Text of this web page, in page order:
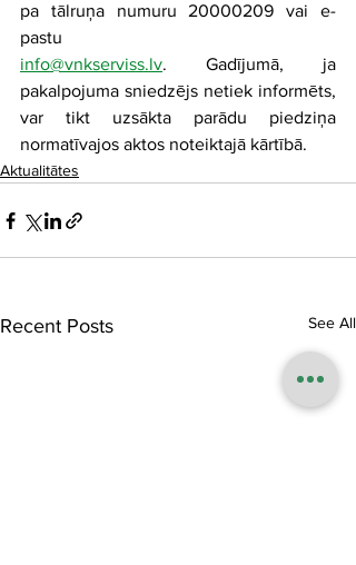
pa tālruņa numuru 20000209 vai e-
pastu
info@vnkserviss.lv. Gadījumā, ja
pakalpojuma sniedzējs netiek informēts,
var tikt uzsākta parādu piedziņa
normatīvajos aktos noteiktajā kārtībā.
Aktualitātes
Recent Posts See All